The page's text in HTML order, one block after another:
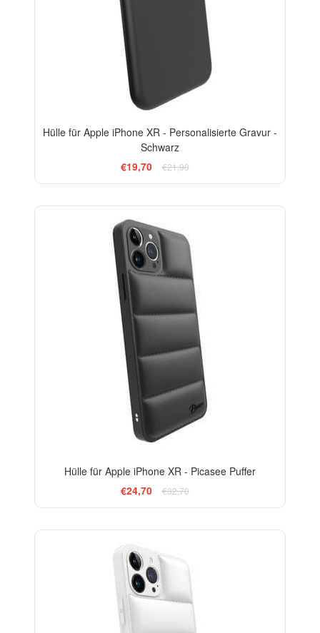
Hülle für Apple iPhone XR - Personalisierte Gravur -
Schwarz
€19,70
€21,90
Hülle für Apple iPhone XR - Picasee Puffer
€24,70
€32,70